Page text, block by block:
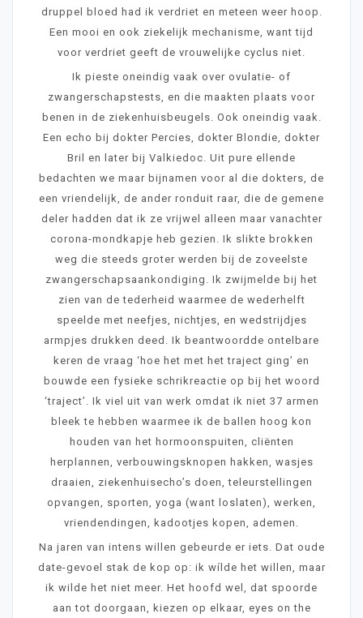
druppel bloed had ik verdriet en meteen weer hoop.
Een mooi en ook ziekelijk mechanisme, want tijd
voor verdriet geeft de vrouwelijke cyclus niet.
Ik pieste oneindig vaak over ovulatie- of
zwangerschapstests, en die maakten plaats voor
benen in de ziekenhuisbeugels. Ook oneindig vaak.
Een echo bij dokter Percies, dokter Blondie, dokter
Bril en later bij Valkiedoc. Uit pure ellende
bedachten we maar bijnamen voor al die dokters, de
een vriendelijk, de ander ronduit raar, die de gemene
deler hadden dat ik ze vrijwel alleen maar vanachter
corona-mondkapje heb gezien. Ik slikte brokken
weg die steeds groter werden bij de zoveelste
zwangerschapsaankondiging. Ik zwijmelde bij het
zien van de tederheid waarmee de wederhelft
speelde met neefjes, nichtjes, en wedstrijdjes
armpjes drukken deed. Ik beantwoordde ontelbare
keren de vraag ‘hoe het met het traject ging’ en
bouwde een fysieke schrikreactie op bij het woord
‘traject’. Ik viel uit van werk omdat ik niet 37 armen
bleek te hebben waarmee ik de ballen hoog kon
houden van het hormoonspuiten, cliënten
herplannen, verbouwingsknopen hakken, wasjes
draaien, ziekenhuisecho’s doen, teleurstellingen
opvangen, sporten, yoga (want loslaten), werken,
vriendendingen, kadootjes kopen, ademen.
Na jaren van intens willen gebeurde er iets. Dat oude
date-gevoel stak de kop op: ik wílde het willen, maar
ik wilde het niet meer. Het hoofd wel, dat spoorde
aan tot doorgaan, kiezen op elkaar, eyes on the